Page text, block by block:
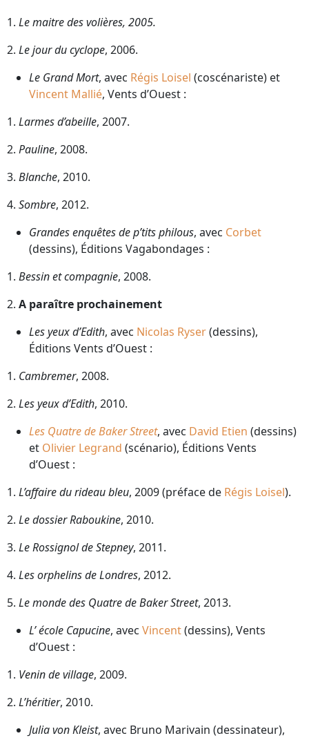
1. Le maitre des volières, 2005.
2. Le jour du cyclope, 2006.
Le Grand Mort, avec Régis Loisel (coscénariste) et
Vincent Mallié, Vents d’Ouest :
1. Larmes d’abeille, 2007.
2. Pauline, 2008.
3. Blanche, 2010.
4. Sombre, 2012.
Grandes enquêtes de p’tits philous, avec Corbet
(dessins), Éditions Vagabondages :
1. Bessin et compagnie, 2008.
2. A paraître prochainement
Les yeux d’Edith, avec Nicolas Ryser(dessins),
Éditions Vents d’Ouest :
1. Cambremer, 2008.
2. Les yeux d’Edith, 2010.
Les Quatre de Baker Street, avec David Etien (dessins)
et Olivier Legrand (scénario), Éditions Vents
d’Ouest :
1. L’affaire du rideau bleu, 2009 (préface de Régis Loisel).
2. Le dossier Raboukine, 2010.
3. Le Rossignol de Stepney, 2011.
4. Les orphelins de Londres, 2012.
5. Le monde des Quatre de Baker Street, 2013.
L’ école Capucine, avec Vincent(dessins), Vents
d’Ouest :
1. Venin de village, 2009.
2. L’héritier, 2010.
Julia von Kleist, avec Bruno Marivain (dessinateur),